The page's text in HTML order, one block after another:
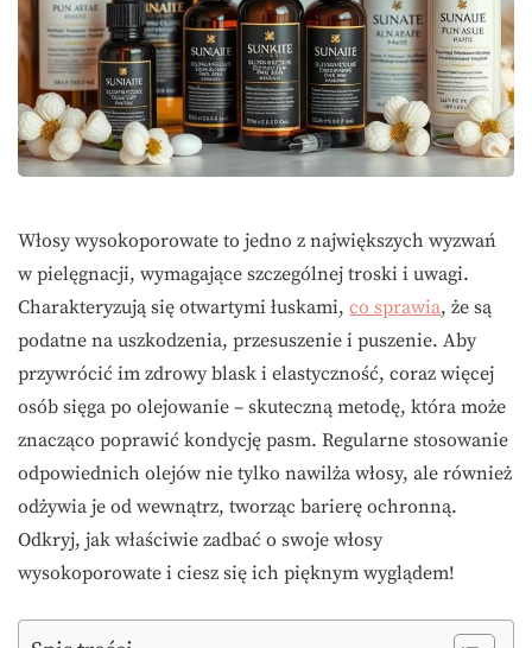
Włosy wysokoporowate to jedno z największych wyzwań
w pielęgnacji, wymagające szczególnej troski i uwagi.
Charakteryzują się otwartymi łuskami, co sprawia, że są
podatne na uszkodzenia, przesuszenie i puszenie. Aby
przywrócić im zdrowy blask i elastyczność, coraz więcej
osób sięga po olejowanie – skuteczną metodę, która może
znacząco poprawić kondycję pasm. Regularne stosowanie
odpowiednich olejów nie tylko nawilża włosy, ale również
odżywia je od wewnątrz, tworząc barierę ochronną.
Odkryj, jak właściwie zadbać o swoje włosy
wysokoporowate i ciesz się ich pięknym wyglądem!